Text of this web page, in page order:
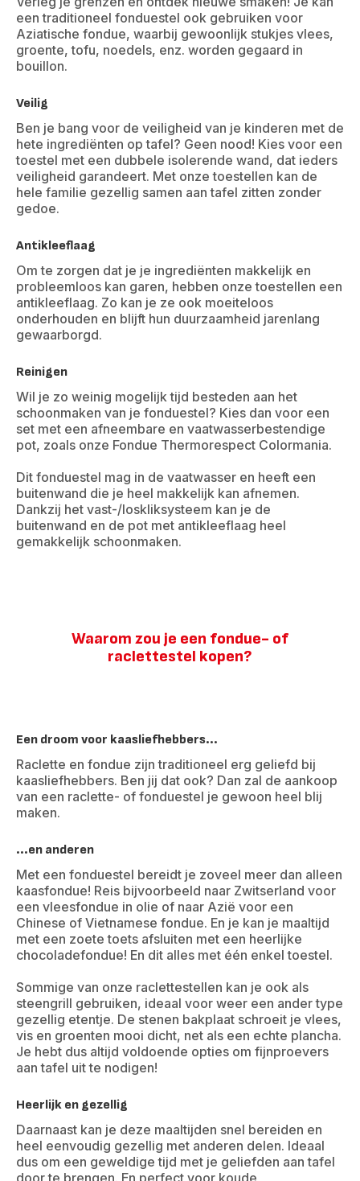
een traditioneel fonduestel ook gebruiken voor
Aziatische fondue, waarbij gewoonlijk stukjes vlees,
groente, tofu, noedels, enz. worden gegaard in
bouillon.
Veilig
Ben je bang voor de veiligheid van je kinderen met de
hete ingrediënten op tafel? Geen nood! Kies voor een
toestel met een dubbele isolerende wand, dat ieders
veiligheid garandeert. Met onze toestellen kan de
hele familie gezellig samen aan tafel zitten zonder
gedoe.
Antikleeflaag
Om te zorgen dat je je ingrediënten makkelijk en
probleemloos kan garen, hebben onze toestellen een
antikleeflaag. Zo kan je ze ook moeiteloos
onderhouden en blijft hun duurzaamheid jarenlang
gewaarborgd.
Reinigen
Wil je zo weinig mogelijk tijd besteden aan het
schoonmaken van je fonduestel? Kies dan voor een
set met een afneembare en vaatwasserbestendige
pot, zoals onze Fondue Thermorespect Colormania.
Dit fonduestel mag in de vaatwasser en heeft een
buitenwand die je heel makkelijk kan afnemen.
Dankzij het vast-/loskliksysteem kan je de
buitenwand en de pot met antikleeflaag heel
gemakkelijk schoonmaken.
Waarom zou je een fondue- of
raclettestel kopen?
Een droom voor kaasliefhebbers...
Raclette en fondue zijn traditioneel erg geliefd bij
kaasliefhebbers. Ben jij dat ook? Dan zal de aankoop
van een raclette- of fonduestel je gewoon heel blij
maken.
...en anderen
Met een fonduestel bereidt je zoveel meer dan alleen
kaasfondue! Reis bijvoorbeeld naar Zwitserland voor
een vleesfondue in olie of naar Azië voor een
Chinese of Vietnamese fondue. En je kan je maaltijd
met een zoete toets afsluiten met een heerlijke
chocoladefondue! En dit alles met één enkel toestel.
Sommige van onze raclettestellen kan je ook als
steengrill gebruiken, ideaal voor weer een ander type
gezellig etentje. De stenen bakplaat schroeit je vlees,
vis en groenten mooi dicht, net als een echte plancha.
Je hebt dus altijd voldoende opties om fijnproevers
aan tafel uit te nodigen!
Heerlijk en gezellig
Daarnaast kan je deze maaltijden snel bereiden en
heel eenvoudig gezellig met anderen delen. Ideaal
dus om een geweldige tijd met je geliefden aan tafel
door te brengen. En perfect voor koude